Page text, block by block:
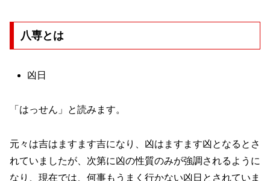
八専とは
凶日
「はっせん」と読みます。
元々は吉はますます吉になり、凶はますます凶となるとさ
れていましたが、次第に凶の性質のみが強調されるように
なり、現在では、何事もうまく行かない凶日とされていま